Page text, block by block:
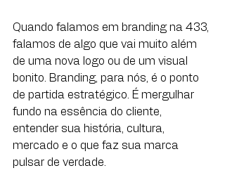
Quando falamos em branding na 433,
falamos de algo que vai muito além
de uma nova logo ou de um visual
bonito. Branding, para nós, é o ponto
de partida estratégico. É mergulhar
fundo na essência do cliente,
entender sua história, cultura,
mercado e o que faz sua marca
pulsar de verdade.